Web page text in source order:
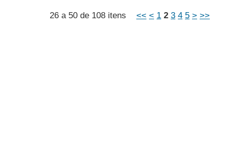
26 a 50 de 108 itens << < 1 2 3 4 5 > >>